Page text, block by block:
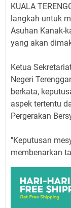
KUALA
langkah untuk
Asuhan Kanak-
yang akan
Ketua
Negeri
berkata,
aspek tertentu
Pergerakan
"Keputusan
membenarkan